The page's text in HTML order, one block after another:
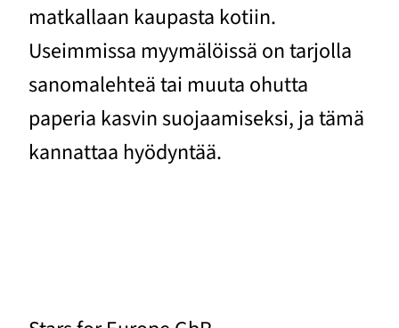
matkallaan kaupasta kotiin.
Useimmissa myymälöissä on tarjolla
sanomalehteä tai muuta ohutta
paperia kasvin suojaamiseksi, ja tämä
kannattaa hyödyntää.